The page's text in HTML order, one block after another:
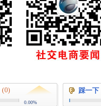
(0)
0.00%
踩一下